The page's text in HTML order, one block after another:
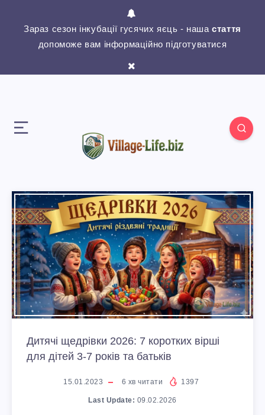
Зараз сезон інкубації гусячих яєць - нашастаття
допоможе вам інформаційно підготуватися
Дитячі щедрівки 2026: 7 коротких вірші
для дітей 3-7 років та батьків
15.01.2023 6 хв читати 1397
Last Update: 09.02.2026